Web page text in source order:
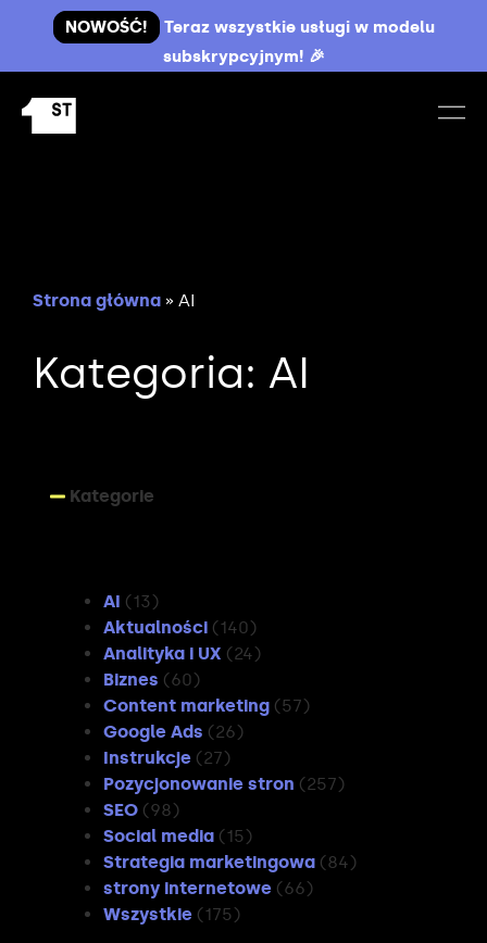
NOWOŚĆ!
Teraz wszystkie usługi w modelu
subskrypcyjnym! 🎉
Strona główna » AI
Kategoria: AI
Kategorie
AI (13)
Aktualności (140)
Analityka i UX (24)
Biznes (60)
Content marketing (57)
Google Ads (26)
Instrukcje (27)
Pozycjonowanie stron (257)
SEO (98)
Social media (15)
Strategia marketingowa (84)
strony internetowe (66)
Wszystkie (175)